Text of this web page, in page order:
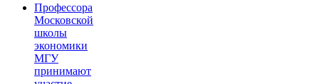
Профессора
Московской
школы
экономики
МГУ
принимают